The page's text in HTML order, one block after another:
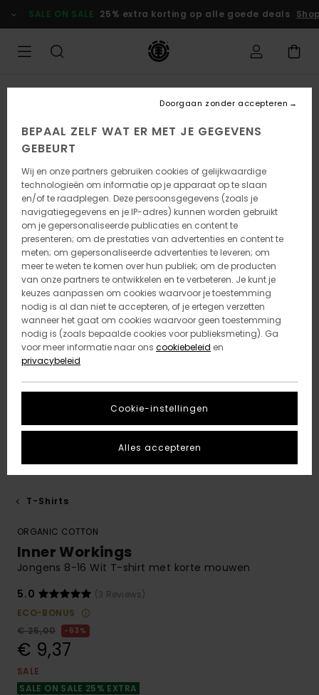
naar
Productinformatie
SALE ON SALE 25% extra korting op alle goede deals
T-Shirts
ORGANIC COTTON
Inner Workings
Jongens 8-16 Wit T-shirt met korte mouwen
5.0
(3 Reviews)
ECO-BONUS
€ 25,00
63%
€ 9,37
SALE
SALE ON SALE 25% EXTRA
BEPAAL ZELF WAT ER MET JE GEGEVENS
GEBEURT
Wij en onze partners gebruiken cookies of gelijkwaardige
technologieën om informatie op je apparaat op te slaan
en/of te raadplegen. Deze persoonsgegevens (zoals je
navigatiegegevens en je IP-adres) kunnen worden gebruikt
om je gepersonaliseerde publicaties en content te
presenteren; om de prestaties van advertenties en content te
meten; om gepersonaliseerde advertenties te leveren; om
meer te weten te komen over hun publiek; om de producten
van onze partners te ontwikkelen en te verbeteren. Je kunt je
keuzes aanpassen om cookies waarvoor je toestemming
nodig is al dan niet te accepteren, of je ertegen verzetten
wanneer het gaat om cookies waarvoor geen toestemming
nodig is (zoals bepaalde cookies voor publieksmeting). Ga
voor meer informatie naar ons cookiebeleid en
privacybeleid
Cookie-instellingen
Doorgaan zonder accepteren
Alles accepteren